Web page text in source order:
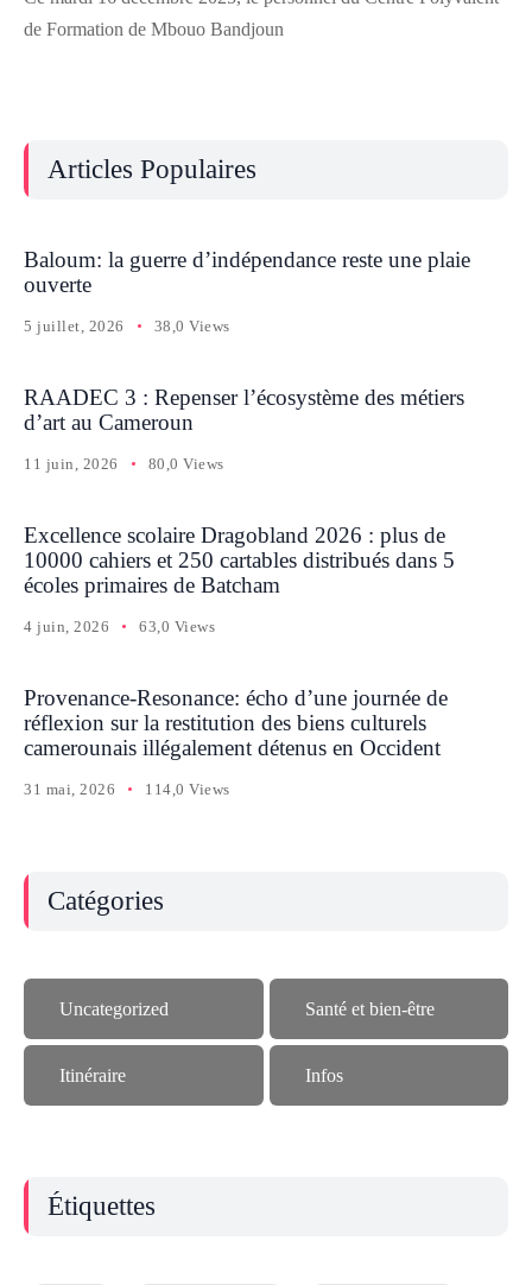
de Formation de Mbouo Bandjoun
Articles Populaires
Baloum: la guerre d’indépendance reste une plaie
ouverte
5 juillet, 2026 38,0 Views
RAADEC 3 : Repenser l’écosystème des métiers
d’art au Cameroun
11 juin, 2026 80,0 Views
Excellence scolaire Dragobland 2026 : plus de
10000 cahiers et 250 cartables distribués dans 5
écoles primaires de Batcham
4 juin, 2026 63,0 Views
Provenance-Resonance: écho d’une journée de
réflexion sur la restitution des biens culturels
camerounais illégalement détenus en Occident
31 mai, 2026 114,0 Views
Catégories
Uncategorized Santé et bien-être
Itinéraire Infos
Étiquettes